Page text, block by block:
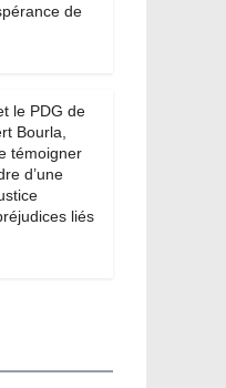
de
le PDG de
Bourla,
témoigner
d’une
liés